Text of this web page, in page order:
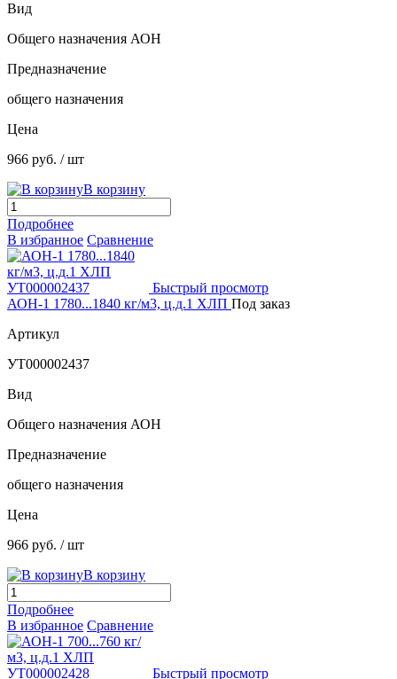
Вид
Общего назначения АОН
Предназначение
общего назначения
Цена
966 руб. / шт
В корзину
Подробнее
В избранное Сравнение
Быстрый просмотр
АОН-1 1780...1840 кг/м3, ц.д.1 ХЛП Под заказ
Артикул
УТ000002437
Вид
Общего назначения АОН
Предназначение
общего назначения
Цена
966 руб. / шт
В корзину
Подробнее
В избранное Сравнение
Быстрый просмотр